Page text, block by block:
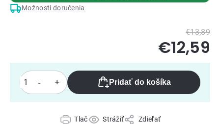
Pridať do košíka
Tlač Strážiť Zdieľať
Možnosti doručenia
€13,89
€12,59